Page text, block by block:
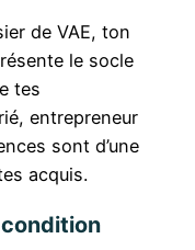
de VAE, ton
le socle
tes
entrepreneur
sont d’une
acquis.